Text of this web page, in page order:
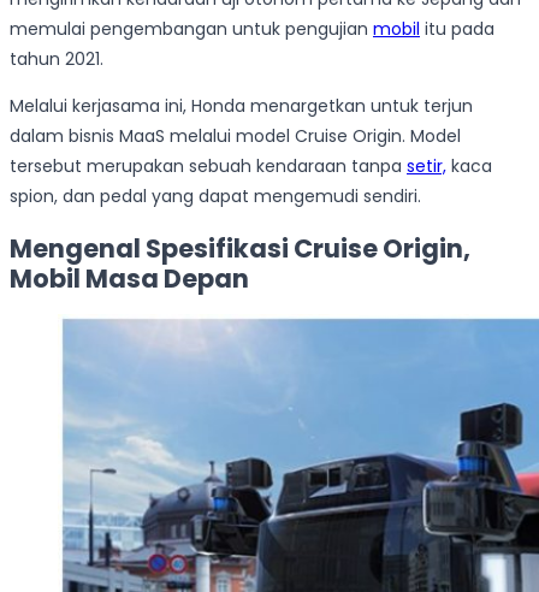
memulai pengembangan untuk pengujian mobil itu pada
tahun 2021.
Melalui kerjasama ini, Honda menargetkan untuk terjun
dalam bisnis MaaS melalui model Cruise Origin. Model
tersebut merupakan sebuah kendaraan tanpa setir, kaca
spion, dan pedal yang dapat mengemudi sendiri.
Mengenal Spesifikasi Cruise Origin,
Mobil Masa Depan